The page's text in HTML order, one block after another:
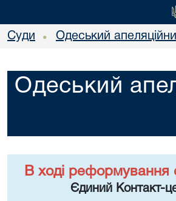
Суди • Одеський
Одеський
В ході реформування
Єдиний Контакт-